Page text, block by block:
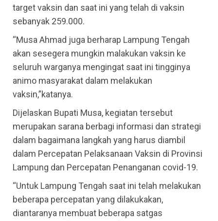
target vaksin dan saat ini yang telah di vaksin
sebanyak 259.000.
“Musa Ahmad juga berharap Lampung Tengah
akan sesegera mungkin malakukan vaksin ke
seluruh warganya mengingat saat ini tingginya
animo masyarakat dalam melakukan
vaksin,”katanya.
Dijelaskan Bupati Musa, kegiatan tersebut
merupakan sarana berbagi informasi dan strategi
dalam bagaimana langkah yang harus diambil
dalam Percepatan Pelaksanaan Vaksin di Provinsi
Lampung dan Percepatan Penanganan covid-19.
“Untuk Lampung Tengah saat ini telah melakukan
beberapa percepatan yang dilakukakan,
diantaranya membuat beberapa satgas